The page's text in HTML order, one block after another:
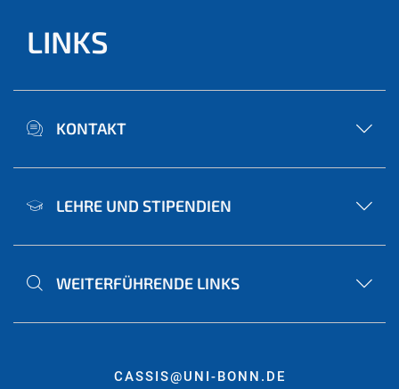
LINKS
KONTAKT
LEHRE UND STIPENDIEN
WEITERFÜHRENDE LINKS
CASSIS@UNI-BONN.DE